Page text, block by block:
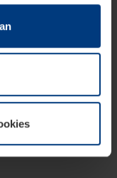
op uw
alle andere
Uw
de uitleg van de